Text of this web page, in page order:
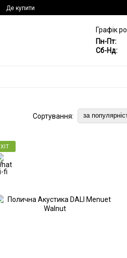
Де купити
Графік
Пн-Пт:
Сб-Нд:
Сортування: за
ХІТ